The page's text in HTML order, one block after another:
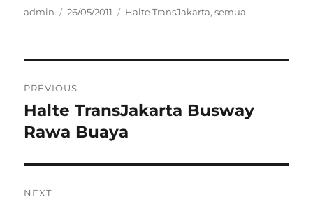
Author
admin
Posted
26/05/2011 Categories
Halte TransJakarta,semua
navigation
PREVIOUS
Previous
post:
Halte TransJakarta Busway
Rawa Buaya
NEXT